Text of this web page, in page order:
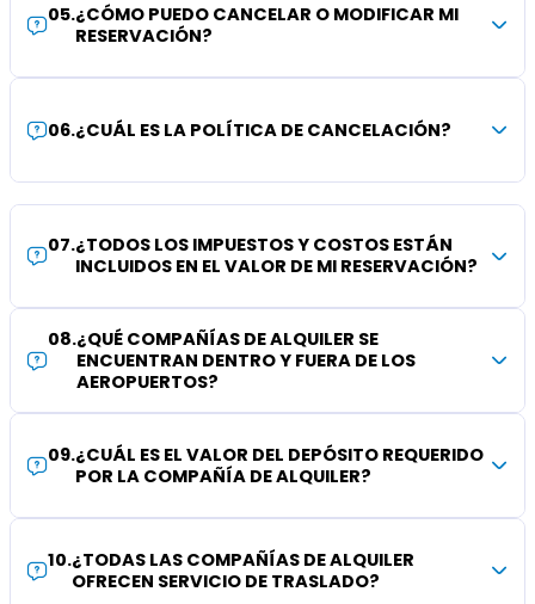
05.¿CÓMO PUEDO CANCELAR O MODIFICAR MI
RESERVACIÓN?
06.¿CUÁL ES LA POLÍTICA DE CANCELACIÓN?
07.¿TODOS LOS IMPUESTOS Y COSTOS ESTÁN
INCLUIDOS EN EL VALOR DE MI RESERVACIÓN?
08.¿QUÉ COMPAÑÍAS DE ALQUILER SE
ENCUENTRAN DENTRO Y FUERA DE LOS
AEROPUERTOS?
09.¿CUÁL ES EL VALOR DEL DEPÓSITO REQUERIDO
POR LA COMPAÑÍA DE ALQUILER?
10.¿TODAS LAS COMPAÑÍAS DE ALQUILER
OFRECEN SERVICIO DE TRASLADO?